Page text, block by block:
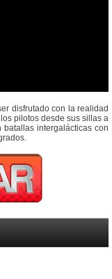
disfrutado con la realidad
pilotos desde sus sillas a
intergalácticas con